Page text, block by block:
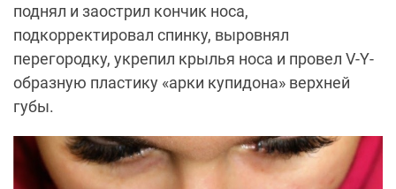
поднял и заострил кончик носа,
подкорректировал спинку, выровнял
перегородку, укрепил крылья носа и провел V-Y-
образную пластику «арки купидона» верхней
губы.